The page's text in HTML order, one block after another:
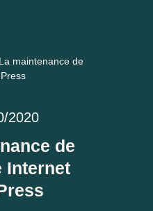
La maintenance de
2020
de
Internet